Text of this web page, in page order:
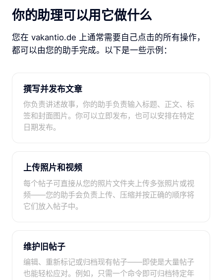
你的助理可以用它做什么
您在 vakantio.de 上通常需要自己点击的所有操作，
都可以由您的助手完成。以下是一些示例：
撰写并发布文章
你负责讲述故事，你的助手负责输入标题、正文、标
签和封面图片。你可以立即发布，也可以安排在特定
日期发布。
上传照片和视频
每个帖子可直接从您的照片文件夹上传多张照片或视
频——您的助手会负责上传、压缩并按正确的顺序将
它们放入帖子中。
维护旧帖子
编辑、重新标记或归档现有帖子——即使是大量帖子
也能轻松应对。例如，只需一个命令即可归档特定年